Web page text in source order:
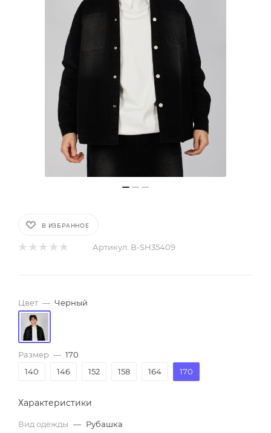
В ИЗБРАННОЕ
Артикул: B-SH35409
Цвет — Черный
Размер — 170
140
146 152 158 164 170
Характеристики
Вид одежды — Рубашка